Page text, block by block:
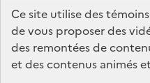
Ce site utilise des
de vous proposer des
des remontées de
et des contenus animés
data.gouv.fr
service-public.gouv.fr